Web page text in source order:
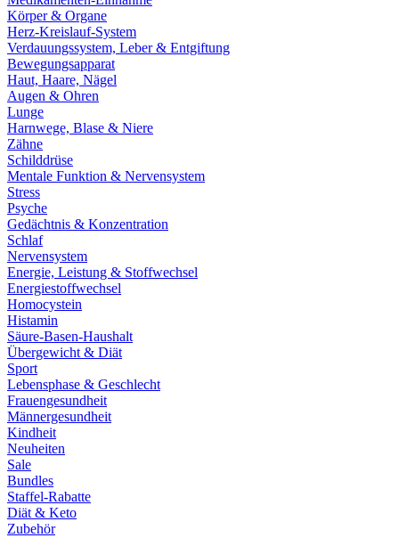
Körper & Organe
Herz-Kreislauf-System
Verdauungssystem, Leber & Entgiftung
Bewegungsapparat
Haut, Haare, Nägel
Augen & Ohren
Lunge
Harnwege, Blase & Niere
Zähne
Schilddrüse
Mentale Funktion & Nervensystem
Stress
Psyche
Gedächtnis & Konzentration
Schlaf
Nervensystem
Energie, Leistung & Stoffwechsel
Energiestoffwechsel
Homocystein
Histamin
Säure-Basen-Haushalt
Übergewicht & Diät
Sport
Lebensphase & Geschlecht
Frauengesundheit
Männergesundheit
Kindheit
Neuheiten
Sale
Bundles
Staffel-Rabatte
Diät & Keto
Zubehör